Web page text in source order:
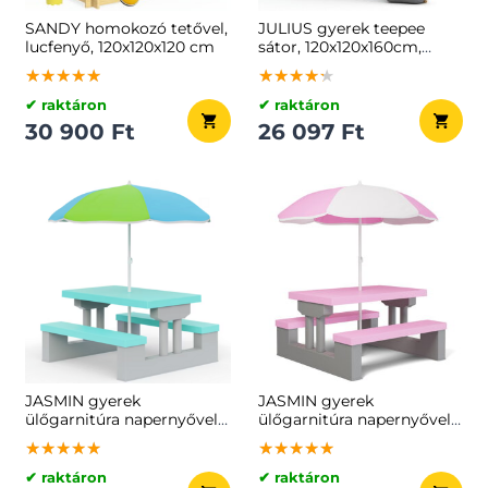
SANDY homokozó tetővel,
lucfenyő, 120x120x120 cm
★★★★★
★★★★★
★★★★★
✔ raktáron
30 900 Ft
JULIUS gyerek teepee
sátor, 120x120x160cm,
fehér/szürke
★★★★★
★★★★★
★★★★★
✔ raktáron
26 097 Ft
JASMIN gyerek
ülőgarnitúra napernyővel,
67x78,5x42,5cm,
szürke/mentazöld
★★★★★
★★★★★
★★★★★
✔ raktáron
JASMIN gyerek
ülőgarnitúra napernyővel,
67x78,5x42,5cm,
rózsaszín/szürke
★★★★★
★★★★★
★★★★★
✔ raktáron